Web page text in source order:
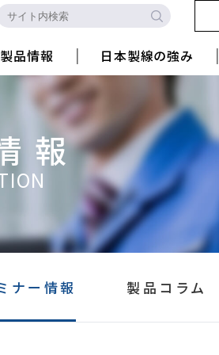
製品情報 日本製線の強み
報
ナー情報 製品コラム